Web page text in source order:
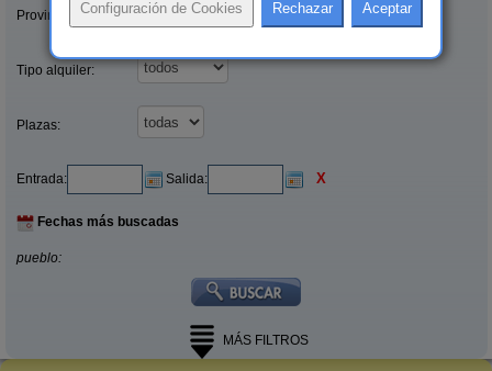
Provincias/Islas:
Tipo alquiler:
Plazas:
Entrada: Salida: X
Fechas más buscadas
pueblo:
MÁS FILTROS